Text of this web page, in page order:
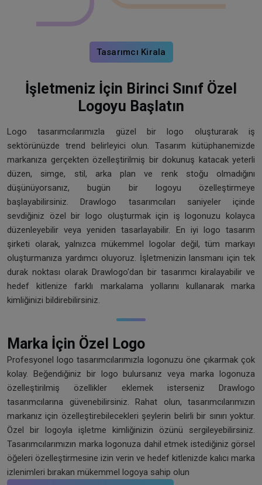
Tasarımcı Kirala
İşletmeniz İçin Birinci Sınıf Özel
Logoyu Başlatın
Logo tasarımcılarımızla güzel bir logo oluşturarak iş
sektörünüzde trend belirleyici olun. Tasarım kütüphanemizde
markanıza gerçekten özelleştirilmiş bir dokunuş katacak yeterli
düzen, simge, stil, arka plan ve renk stoğu olmadığını
düşünüyorsanız, bugün bir logoyu özelleştirmeye
başlayabilirsiniz. Drawlogo tasarımcıları saniyeler içinde
sevdiğiniz özel bir logo oluşturmak için iş logonuzu kolayca
düzenleyebilir veya yeniden tasarlayabilir. En iyi logo tasarım
şirketi olarak, yalnızca mükemmel logolar değil, tüm markayı
oluşturmanıza yardımcı oluyoruz. İşletmenizin lansmanı için tek
durak noktası olarak Drawlogo'dan bir tasarımcı kiralayabilir ve
hedef kitlenize farklı markalama yollarını kullanarak marka
kimliğinizi bildirebilirsiniz.
Marka İçin Özel Logo
Profesyonel logo tasarımcılarımızla logonuzu öne çıkarmak çok
kolay. Beğendiğiniz bir logo bulursanız veya marka logonuza
özelleştirilmiş özellikler eklemek isterseniz Drawlogo
tasarımcılarına güvenebilirsiniz. Rahat olun, tasarımcılarımızın
markanız için özelleştirebilecekleri şeylerin belirli bir sınırı yoktur.
Özel bir logoyla işletme kimliğinizin özünü sergileyebilirsiniz.
Tasarımcılarımızın marka logonuza dahil etmek istediğiniz görsel
öğeleri özelleştirmesine izin verin ve hedef kitlenizde kalıcı marka
izlenimleri bırakan mükemmel logoya sahip olun